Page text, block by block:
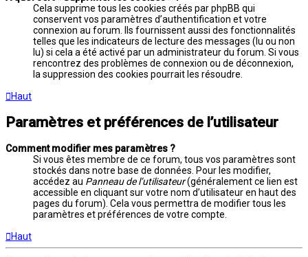
Cela supprime tous les cookies créés par phpBB qui
conservent vos paramètres d’authentification et votre
connexion au forum. Ils fournissent aussi des fonctionnalités
telles que les indicateurs de lecture des messages (lu ou non
lu) si cela a été activé par un administrateur du forum. Si vous
rencontrez des problèmes de connexion ou de déconnexion,
la suppression des cookies pourrait les résoudre.
Haut
Paramètres et préférences de l’utilisateur
Comment modifier mes paramètres ?
Si vous êtes membre de ce forum, tous vos paramètres sont
stockés dans notre base de données. Pour les modifier,
accédez au Panneau de l’utilisateur(généralement ce lien est
accessible en cliquant sur votre nom d’utilisateur en haut des
pages du forum). Cela vous permettra de modifier tous les
paramètres et préférences de votre compte.
Haut